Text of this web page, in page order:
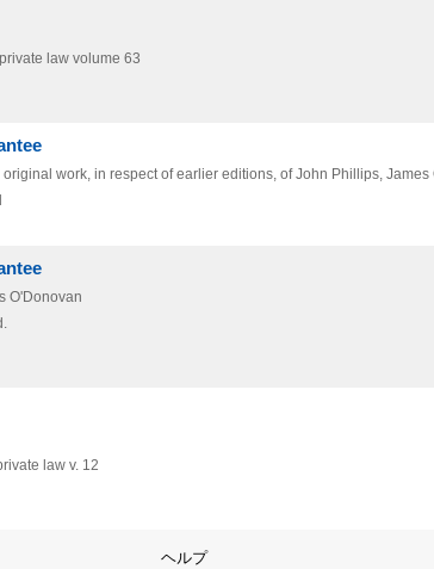
law volume 63
work, in respect of earlier editions, of John Phillips, James
O'Donovan
law v. 12
ヘルプ